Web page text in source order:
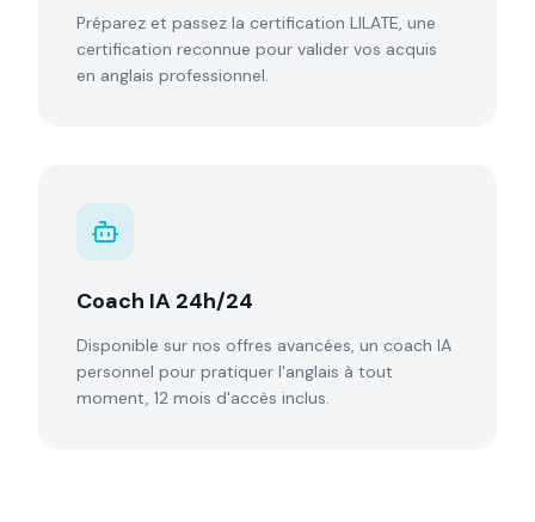
Préparez et passez la certification LILATE, une
certification reconnue pour valider vos acquis
en anglais professionnel.
Coach IA 24h/24
Disponible sur nos offres avancées, un coach IA
personnel pour pratiquer l'anglais à tout
moment, 12 mois d'accès inclus.